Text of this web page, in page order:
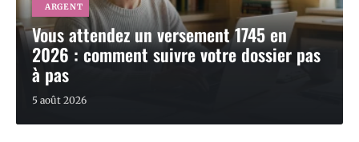
ARGENT
Vous attendez un versement 1745 en
2026 : comment suivre votre dossier pas
à pas
5 août 2026